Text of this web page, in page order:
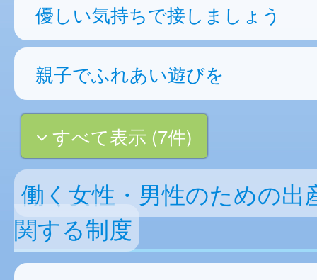
優しい気持ちで接しましょう
親子でふれあい遊びを
すべて表示 (7件)
働く女性・男性のための出
関する制度